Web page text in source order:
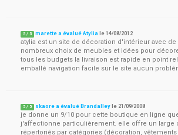
5 / 5 marette a évalué Atylia le14/08/2012
atylia est un site de décoration d'intérieur avec de
nombreux choix de meubles et idées pour
tous les budgets la livraison est rapide en point
emballé navigation facile sur le site aucun
5 / 5 skaore a évalué Brandalley le 21/09/2008
je donne un 9/10 pour cette boutique en ligne
j'affectionne particulièrement. elle offre un large
répertoriés par catégories (décoration,